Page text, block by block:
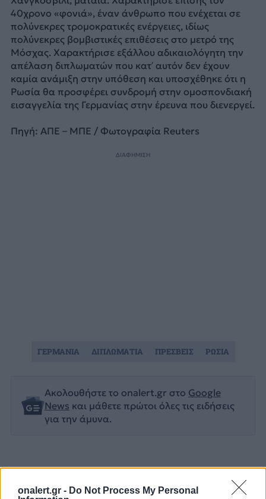
onalert.gr - Do Not Process My Personal
40χρονο «φονιά», έναν άνθρωπο που ενέχεται σε
πολύνεκρες τρομοκρατικές ενέργειες, ιδίως
πολύνεκρες βομβιστικές επιθέσεις στο μετρό της
Μόσχας. Χαρακτήρισε εξάλλου αδικαιολόγητη την
απέλαση διπλωματών που κατ’ αυτόν δεν έχουν
καμία ανάμιξη στην υπόθεση και υποσχέθηκε ότι η
Ρωσία θα προσφέρει συνδρομή στην ομοσπονδιακή
εισαγγελία της Γερμανίας στην έρευνα που διενεργεί.
Πηγή: ΑΠΕ – ΜΠΕ / Φωτογραφία Reuters
ΔΙΑΦΗΜΙΣΗ
Ακολουθήστε το onalert.gr στο Google
News και μάθετε πρώτοι όλες τις ειδήσεις
για την άμυνα.
ΓΕΡΜΑΝΙΑ ΔΙΠΛΩΜΑΤΙΑ ΠΡΕΣΒΕΙΣ ΡΩΣΙΑ